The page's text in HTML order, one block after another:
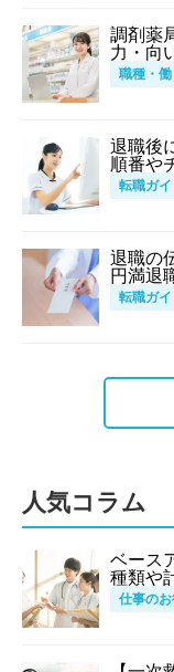
調剤薬
力・向
職種・
退職後
順番や
転職ガイ
退職の
円満退
転職ガイ
人気コラム
ベース
種類や
仕事の